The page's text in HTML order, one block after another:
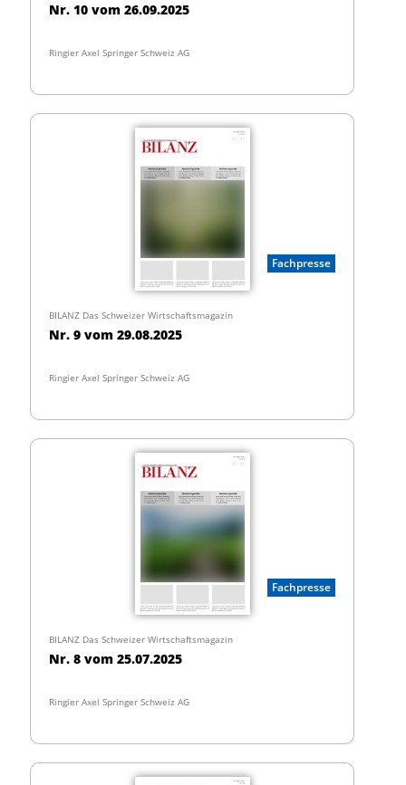
Nr. 10 vom 26.09.2025
Ringier Axel Springer Schweiz AG
Fachpresse
BILANZ Das Schweizer Wirtschaftsmagazin
Nr. 9 vom 29.08.2025
Ringier Axel Springer Schweiz AG
Fachpresse
BILANZ Das Schweizer Wirtschaftsmagazin
Nr. 8 vom 25.07.2025
Ringier Axel Springer Schweiz AG